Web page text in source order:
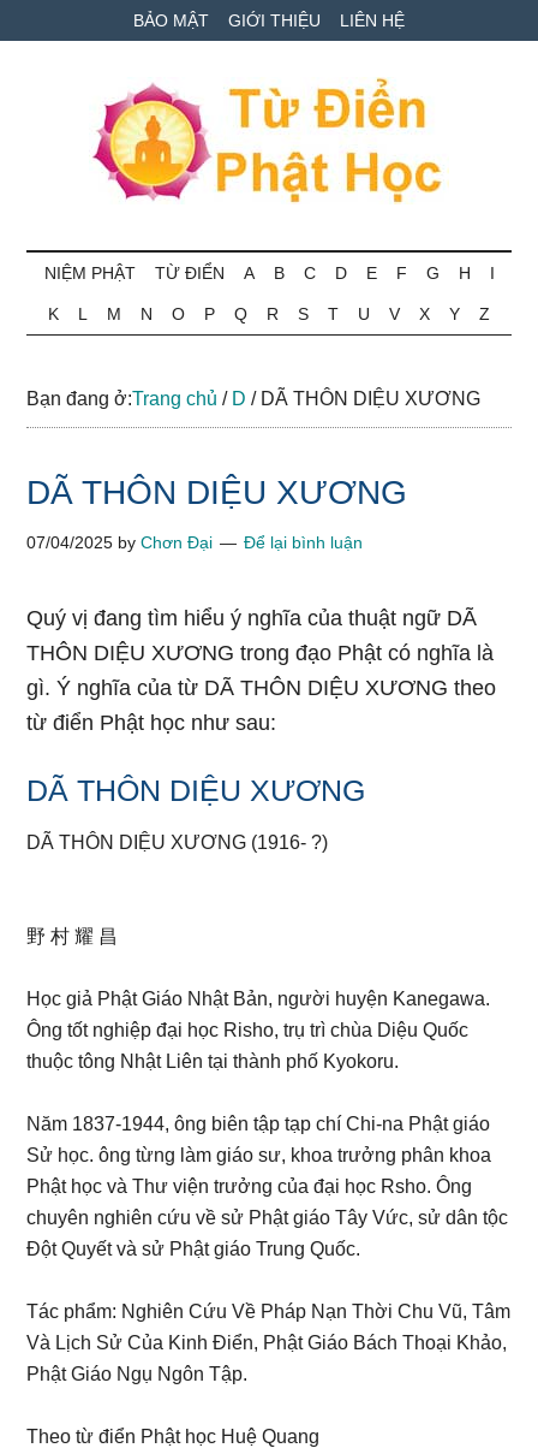
to
to
qua
BẢO MẬT GIỚI THIỆU LIÊN HỆ
Từ
điển
Phật
học
ngữ
NIỆM PHẬT TỪ ĐIỂN A B C D E F G H I
K L M N O P Q R S T U V X Y Z
Bạn đang ở:Trang chủ / D /DÃ THÔN DIỆU XƯƠNG
DÃ THÔN DIỆU XƯƠNG
07/04/2025 byChơn Đại Để lại bình luận
Quý vị đang tìm hiểu ý nghĩa của thuật ngữ DÃ
THÔN DIỆU XƯƠNG trong đạo Phật có nghĩa là
gì. Ý nghĩa của từ DÃ THÔN DIỆU XƯƠNG theo
từ điển Phật học như sau:
DÃ THÔN DIỆU XƯƠNG
DÃ THÔN DIỆU XƯƠNG (1916- ?)
野 村 耀 昌
Học giả Phật Giáo Nhật Bản, người huyện Kanegawa.
Ông tốt nghiệp đại học Risho, trụ trì chùa Diệu Quốc
thuộc tông Nhật Liên tại thành phố Kyokoru.
Năm 1837-1944, ông biên tập tạp chí Chi-na Phật giáo
Sử học. ông từng làm giáo sư, khoa trưởng phân khoa
Phật học và Thư viện trưởng của đại học Rsho. Ông
chuyên nghiên cứu về sử Phật giáo Tây Vức, sử dân tộc
Đột Quyết và sử Phật giáo Trung Quốc.
Tác phẩm: Nghiên Cứu Về Pháp Nạn Thời Chu Vũ, Tâm
Và Lịch Sử Của Kinh Điển, Phật Giáo Bách Thoại Khảo,
Phật Giáo Ngụ Ngôn Tập.
Theo từ điển Phật học Huệ Quang